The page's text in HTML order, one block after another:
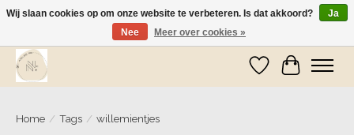
Wij zijn op vakantie! Vanaf zaterdag 9 mei worden er weer pakketjes verzonden
Verlanglijst
Home / Tags / willemientjes
Wij slaan cookies op om onze website te verbeteren. Is dat akkoord?
Ja
Nee
Meer over cookies »